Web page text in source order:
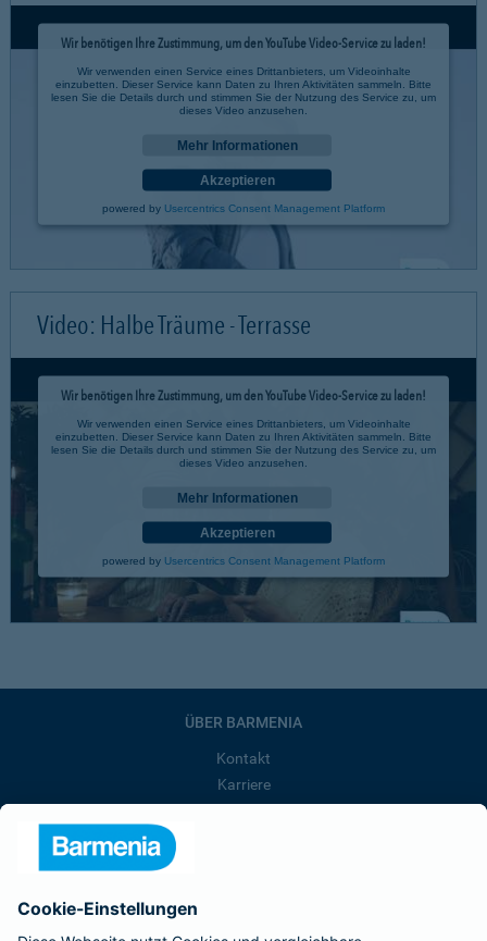
Wir benötigen Ihre Zustimmung, um den YouTube Video-Service zu laden!
Wir verwenden einen Service eines Drittanbieters, um Videoinhalte
einzubetten. Dieser Service kann Daten zu Ihren Aktivitäten sammeln. Bitte
lesen Sie die Details durch und stimmen Sie der Nutzung des Service zu, um
dieses Video anzusehen.
Mehr Informationen
Akzeptieren
powered by Usercentrics Consent Management Platform
Video: Halbe Träume - Terrasse
Wir benötigen Ihre Zustimmung, um den YouTube Video-Service zu laden!
Wir verwenden einen Service eines Drittanbieters, um Videoinhalte
einzubetten. Dieser Service kann Daten zu Ihren Aktivitäten sammeln. Bitte
lesen Sie die Details durch und stimmen Sie der Nutzung des Service zu, um
dieses Video anzusehen.
Mehr Informationen
Akzeptieren
powered by Usercentrics Consent Management Platform
ÜBER BARMENIA
Kontakt
Karriere
Barmenia ist Teil der BarmeniaGothaer